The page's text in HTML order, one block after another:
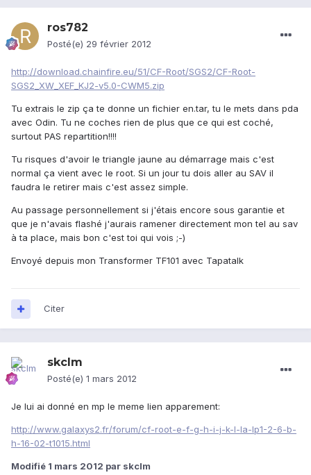
ros782
Posté(e) 29 février 2012
http://download.chainfire.eu/51/CF-Root/SGS2/CF-Root-
SGS2_XW_XEF_KJ2-v5.0-CWM5.zip
Tu extrais le zip ça te donne un fichier en.tar, tu le mets dans pda
avec Odin. Tu ne coches rien de plus que ce qui est coché,
surtout PAS repartition!!!!
Tu risques d'avoir le triangle jaune au démarrage mais c'est
normal ça vient avec le root. Si un jour tu dois aller au SAV il
faudra le retirer mais c'est assez simple.
Au passage personnellement si j'étais encore sous garantie et
que je n'avais flashé j'aurais ramener directement mon tel au sav
à ta place, mais bon c'est toi qui vois ;-)
Envoyé depuis mon Transformer TF101 avec Tapatalk
Citer
skclm
Posté(e) 1 mars 2012
Je lui ai donné en mp le meme lien apparement:
http://www.galaxys2.fr/forum/cf-root-e-f-g-h-i-j-k-l-la-lp1-2-6-b-
h-16-02-t1015.html
Modifié 1 mars 2012 par skclm